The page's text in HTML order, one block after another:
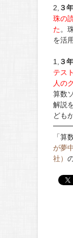
2, ３
珠の
た。
を活用
1,
３
テス
人の
算数
解説
ども
「算
が夢
社）